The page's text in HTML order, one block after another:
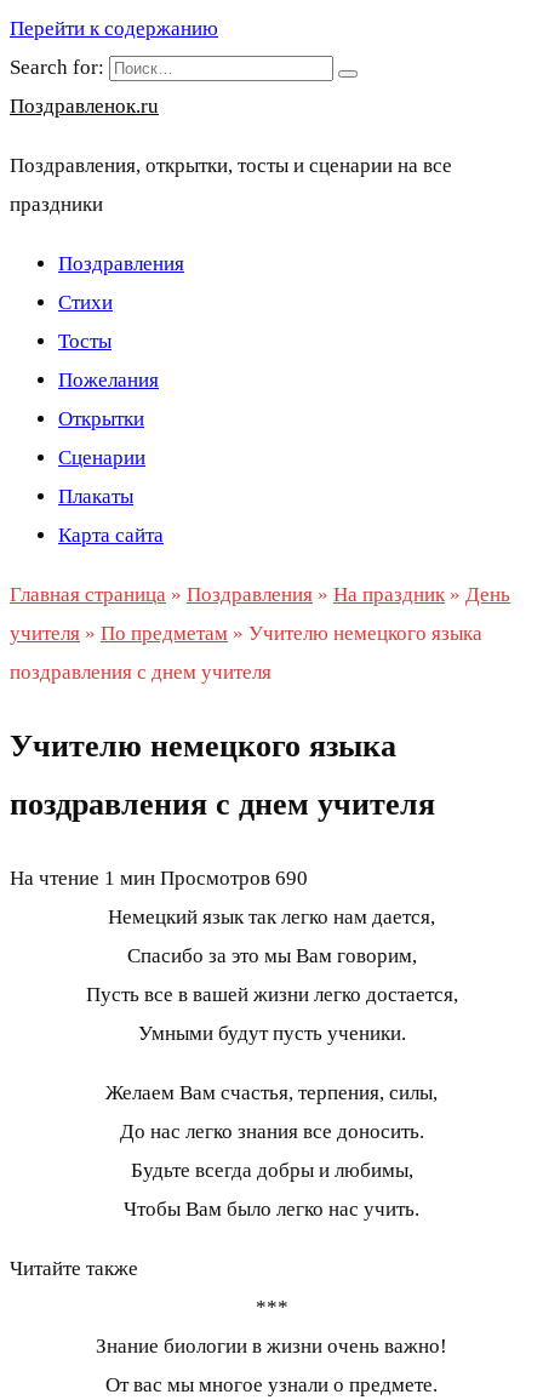
Перейти к содержанию
Search for:
Поздравленок.ru
Поздравления, открытки, тосты и сценарии на все
праздники
Поздравления
Стихи
Тосты
Пожелания
Открытки
Сценарии
Плакаты
Карта сайта
Главная страница » Поздравления » На праздник » День
учителя » По предметам » Учителю немецкого языка
поздравления с днем учителя
Учителю немецкого языка
поздравления с днем учителя
На чтение 1 мин Просмотров 690
Немецкий язык так легко нам дается,
Спасибо за это мы Вам говорим,
Пусть все в вашей жизни легко достается,
Умными будут пусть ученики.
Желаем Вам счастья, терпения, силы,
До нас легко знания все доносить.
Будьте всегда добры и любимы,
Чтобы Вам было легко нас учить.
Читайте также
***
Знание биологии в жизни очень важно!
От вас мы многое узнали о предмете.